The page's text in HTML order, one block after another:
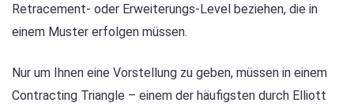
Retracement- oder Erweiterungs-Level beziehen, die in
einem Muster erfolgen müssen.
Nur um Ihnen eine Vorstellung zu geben, müssen in einem
Contracting Triangle – einem der häufigsten durch Elliott